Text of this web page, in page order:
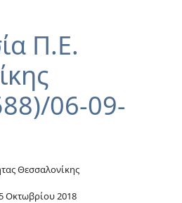
Π.Ε.
06-09-
Θεσσαλονίκης
Οκτωβρίου 2018